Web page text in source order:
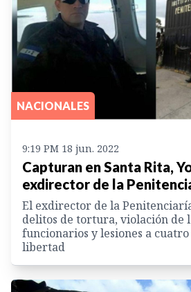
NACIONALES
9:19 PM 18 jun. 2022
Capturan en Santa Rita,
exdirector de la
El exdirector de la
delitos de tortura, violación de
funcionarios y lesiones a
libertad